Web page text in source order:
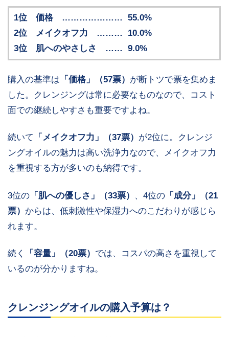
1位 価格 ………………… 55.0%
2位 メイクオフ力 ……… 10.0%
3位 肌へのやさしさ …… 9.0%
購入の基準は 「価格」（57票） が断トツで票を集めま
した。クレンジングは常に必要なものなので、コスト
面での継続しやすさも重要ですよね。
続いて 「メイクオフ力」（37票） が2位に。クレンジ
ングオイルの魅力は高い洗浄力なので、メイクオフ力
を重視する方が多いのも納得です。
3位の 「肌への優しさ」（33票） 、4位の 「成分 」（21
票） からは、低刺激性や保湿力へのこだわりが感じら
れます。
続く 「容量」（20票） では、コスパの高さを重視して
いるのが分かりますね。
クレンジングオイルの購入予算は？